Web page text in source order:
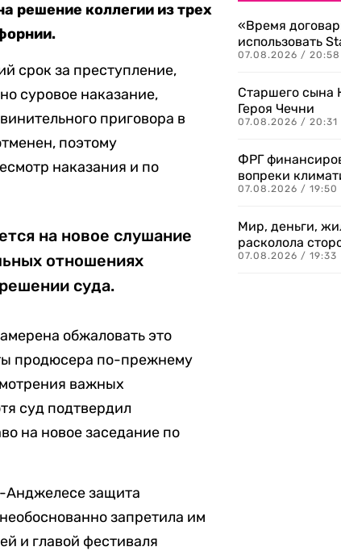
решение коллегии из трех
срок за преступление,
суровое наказание,
приговора в
поэтому
наказания и по
на новое слушание
отношениях
суда.
обжаловать это
продюсера по-прежнему
важных
суд подтвердил
на новое заседание по
Анджелесе защита
запретила им
и главой фестиваля
«Время
использовать
07.08.2026 / 20:58
Старшего сына
Героя Чечни
07.08.2026 / 20:31
ФРГ
вопреки
07.08.2026 / 19:50
Мир, деньги,
расколола
07.08.2026 / 19:33